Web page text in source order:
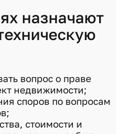
назначают
вопрос о праве
недвижимости;
споров по вопросам
стоимости и